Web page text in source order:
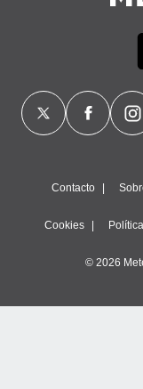
Contacto
Cookies
© 2026